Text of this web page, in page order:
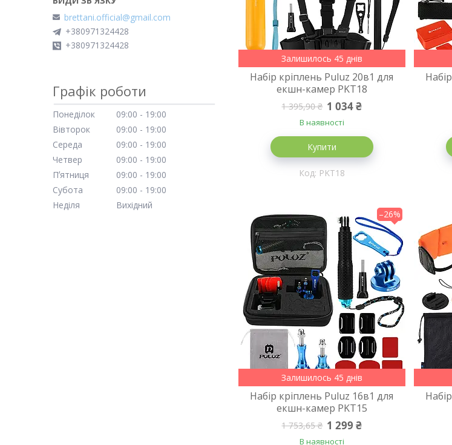
Залишилось 45 днів
Набір кріплень Puluz 20в1 для
екшн-камер PKT18
1 395,90 ₴ 1 034 ₴
В наявності
Купити
PKT18
–26%
Залишилось 45 днів
Набір кріплень Puluz 16в1 для
екшн-камер PKT15
1 753,65 ₴ 1 299 ₴
В наявності
brettani.official@gmail.com
+380971324428
+380971324428
Графік роботи
Понеділок 09:00
19:00
Вівторок
09:00
19:00
Середа
09:00
19:00
Четвер
09:00
19:00
Пʼятниця
09:00
19:00
Субота
09:00
19:00
Неділя
Вихідний